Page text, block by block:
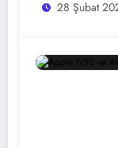
28 Şubat